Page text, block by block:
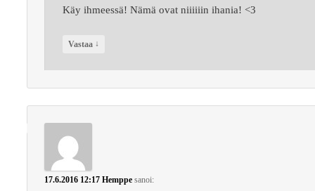
Käy ihmeessä! Nämä ovat niiiiiin ihania! <3
Vastaa ↓
17.6.2016 12:17 Hemppe sanoi: